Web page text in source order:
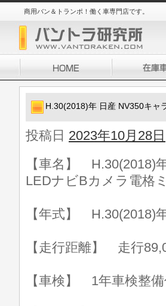
商用バン＆トランポ！働く車専門店です。
H.30(2018)年 日産 NV350キャ
投稿日 2023年10月28日
【車名】 H.30(2018)
LEDナビBカメラ電格
【年式】 H.30(2018)
【走行距離】 走行
【車検】 1年車検整